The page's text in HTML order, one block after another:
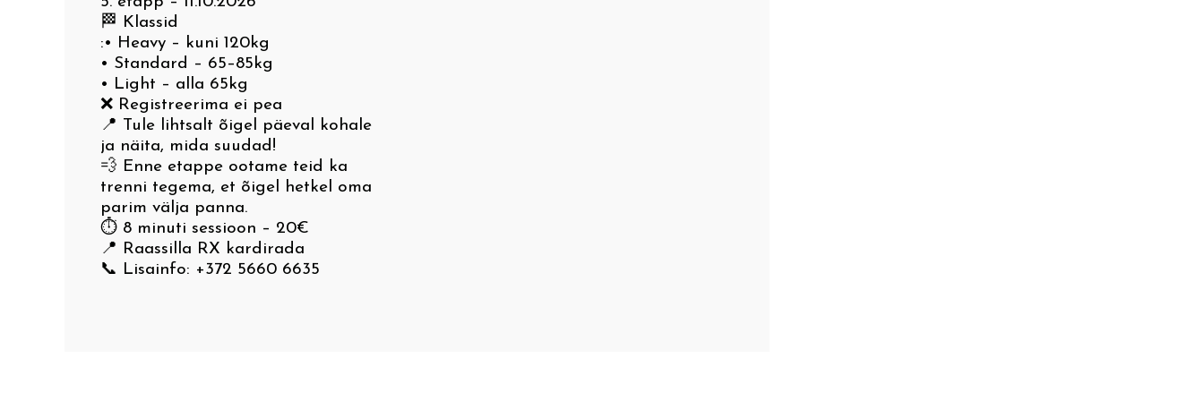
🏁 Klassid
:• Heavy – kuni 120kg
• Standard – 65–85kg
• Light – alla 65kg
❌ Registreerima ei pea
📍 Tule lihtsalt õigel päeval kohale
ja näita, mida suudad!
💨 Enne etappe ootame teid ka
trenni tegema, et õigel hetkel oma
parim välja panna.
⏱ 8 minuti sessioon – 20€
📍 Raassilla RX kardirada
📞 Lisainfo: +372 5660 6635
IX Via Livonica väike ring
X Helisev Via Livonica
XI Kitzbergi radadel
Mulkide Almanak